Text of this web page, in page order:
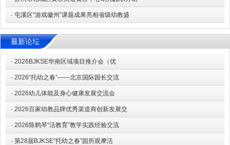
· 屯溪区“游戏徽州”课题成果亮相省级幼教盛
最新论坛
· 2026BJKSE华南区域项目推介会（优
· 2026“托幼之春”——北京国际园长交流
· 2026幼儿体能及身心健康发展交流会
· 2026百家幼教品牌优秀渠道商创新发展交
· 2026陈鹤琴“活教育”教学实践经验交流
· 第28届BJKSE“托幼之春”园所观摩活